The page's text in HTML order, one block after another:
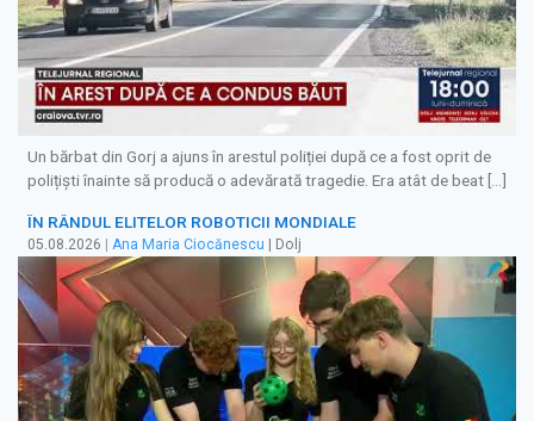
Un bărbat din Gorj a ajuns în arestul poliției după ce a fost oprit de
polițiști înainte să producă o adevărată tragedie. Era atât de beat […]
ÎN RÂNDUL ELITELOR ROBOTICII MONDIALE
05.08.2026 | Ana Maria Ciocănescu | Dolj